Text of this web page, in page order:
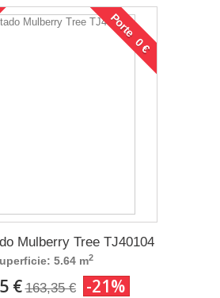
Porte 0 €
Mulberry Tree TJ40104
5.64 m2
€ 163,35 € -21%